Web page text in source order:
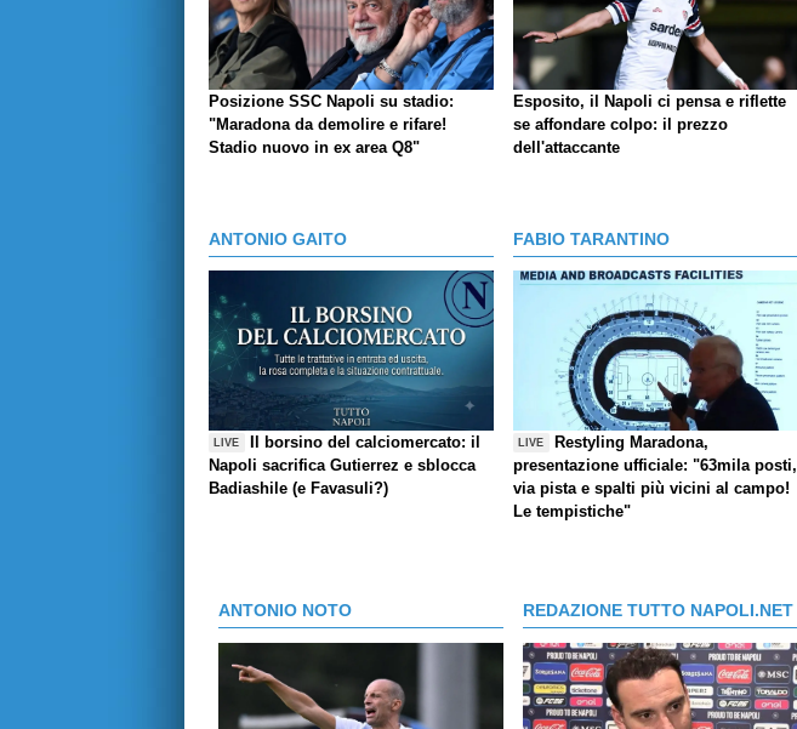
Posizione SSC Napoli su stadio:
"Maradona da demolire e rifare!
Stadio nuovo in ex area Q8"
Esposito, il Napoli ci pensa e riflette
se affondare colpo: il prezzo
dell'attaccante
ANTONIO GAITO
LIVE
Il borsino del calciomercato: il
Napoli sacrifica Gutierrez e sblocca
Badiashile (e Favasuli?)
FABIO TARANTINO
LIVE
Restyling Maradona,
presentazione ufficiale: "63mila posti,
via pista e spalti più vicini al campo!
Le tempistiche"
ANTONIO NOTO REDAZIONE TUTTO NAPOLI.NET